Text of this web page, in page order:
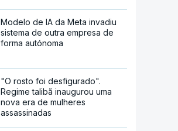
Modelo de IA da Meta invadiu
sistema de outra empresa de
forma autónoma
"O rosto foi desfigurado".
Regime talibã inaugurou uma
nova era de mulheres
assassinadas